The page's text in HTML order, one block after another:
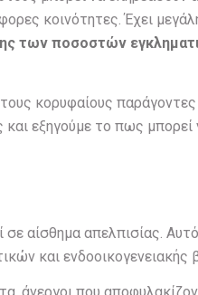
κοινότητες. Έχει
των ποσοστών
κορυφαίους παράγοντες
εξηγούμε το πως μπορεί
σε αίσθημα απελπισίας.
και ενδοοικογενειακής